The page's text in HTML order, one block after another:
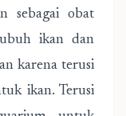
sebagai obat
ikan dan
karena terusi
ikan. Terusi